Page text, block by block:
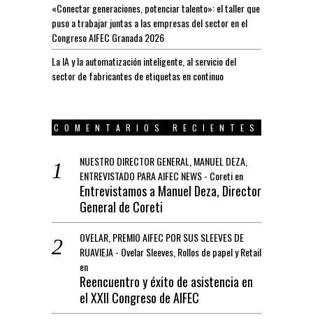
«Conectar generaciones, potenciar talento»: el taller que
puso a trabajar juntas a las empresas del sector en el
Congreso AIFEC Granada 2026
La IA y la automatización inteligente, al servicio del
sector de fabricantes de etiquetas en continuo
COMENTARIOS RECIENTES
NUESTRO DIRECTOR GENERAL, MANUEL DEZA,
ENTREVISTADO PARA AIFEC NEWS - Coretien
Entrevistamos a Manuel Deza, Director
General de Coreti
OVELAR, PREMIO AIFEC POR SUS SLEEVES DE
RUAVIEJA - Ovelar Sleeves, Rollos de papel y Retail
en
Reencuentro y éxito de asistencia en
el XXII Congreso de AIFEC